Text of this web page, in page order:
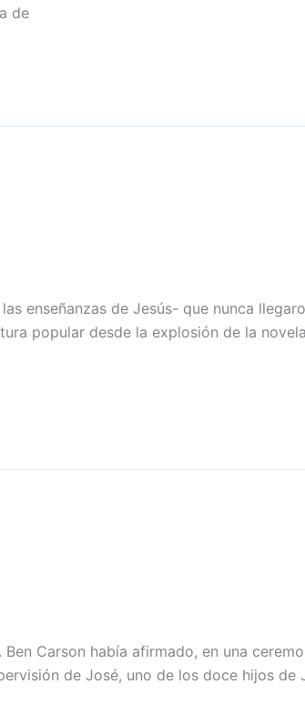
de
enseñanzas de Jesús- que nunca
popular desde la explosión de la
Carson había afirmado, en una
de José, uno de los doce hijos de